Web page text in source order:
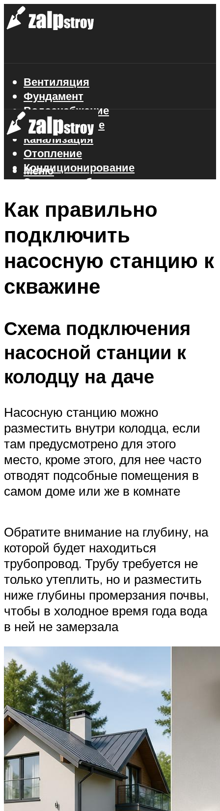
Вентиляция
Фундамент
Водоснабжение
Газоснабжение
Канализация
Отопление
Кондиционирование
Электроснабжение
Меню
Меню
Как правильно
подключить
насосную станцию к
скважине
Схема подключения
насосной станции к
колодцу на даче
Насосную станцию можно
разместить внутри колодца, если
там предусмотрено для этого
место, кроме этого, для нее часто
отводят подсобные помещения в
самом доме или же в комнате
Обратите внимание на глубину, на
которой будет находиться
трубопровод. Трубу требуется не
только утеплить, но и разместить
ниже глубины промерзания почвы,
чтобы в холодное время года вода
в ней не замерзала